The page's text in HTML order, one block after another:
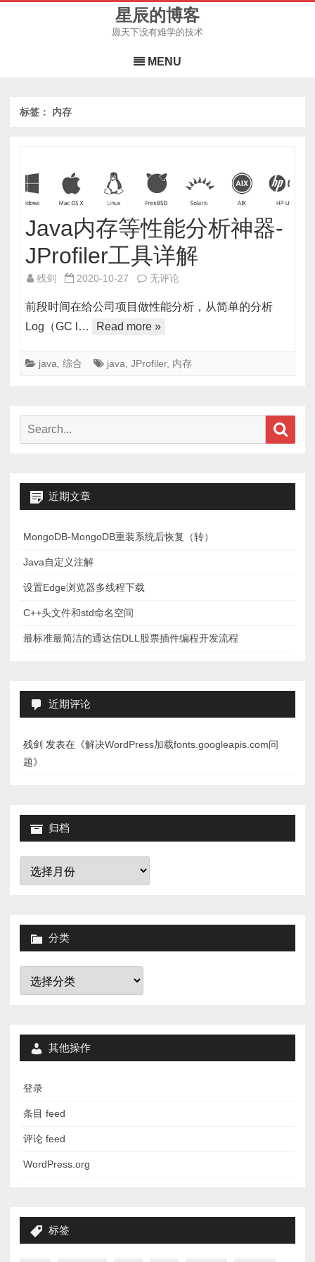
星辰的博客
愿天下没有难学的技术
to
content
MENU
标签： 内存
Java内存等性能分析神器-
JProfiler工具详解
残剑 2020-10-27
Java
存
等
能
神
无评论
前段时间在给公司项目做性能分析，从简单的分析
Log（GC l…
Read more »
java 综合 java JProfiler, 内存
Search
近期文章
MongoDB-MongoDB重装系统后恢复（转）
Java自定义注解
设置Edge浏览器多线程下载
C++头文件和std命名空间
最标准最简洁的通达信DLL股票插件编程开发流程
近期评论
残剑 发表在《解决WordPress加载fonts.googleapis.com问
题》
归档
归
分类
分
其他操作
登录
条目 feed
评论 feed
WordPress.org
标签